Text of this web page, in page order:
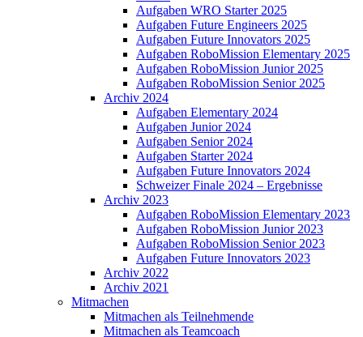
Aufgaben WRO Starter 2025
Aufgaben Future Engineers 2025
Aufgaben Future Innovators 2025
Aufgaben RoboMission Elementary 2025
Aufgaben RoboMission Junior 2025
Aufgaben RoboMission Senior 2025
Archiv 2024
Aufgaben Elementary 2024
Aufgaben Junior 2024
Aufgaben Senior 2024
Aufgaben Starter 2024
Aufgaben Future Innovators 2024
Schweizer Finale 2024 – Ergebnisse
Archiv 2023
Aufgaben RoboMission Elementary 2023
Aufgaben RoboMission Junior 2023
Aufgaben RoboMission Senior 2023
Aufgaben Future Innovators 2023
Archiv 2022
Archiv 2021
Mitmachen
Mitmachen als Teilnehmende
Mitmachen als Teamcoach